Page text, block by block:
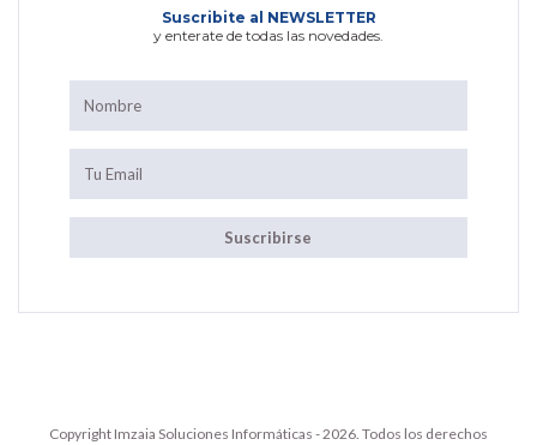
Suscribite al NEWSLETTER
y enterate de todas las novedades.
Copyright Imzaia Soluciones Informáticas - 2026. Todos los derechos